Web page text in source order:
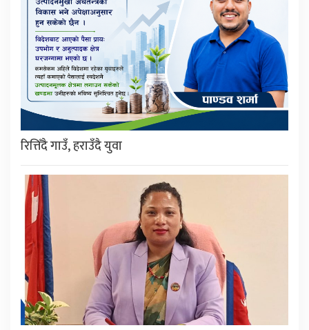
रित्तिँदै गाउँ, हराउँदै युवा